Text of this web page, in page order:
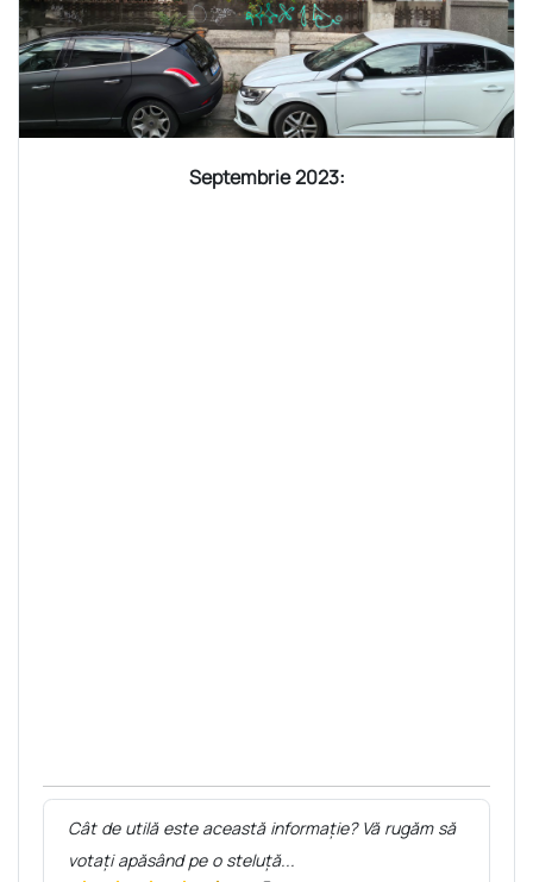
Septembrie 2023:
Cât de utilă este această informație? Vă rugăm să
votați apăsând pe o steluță...